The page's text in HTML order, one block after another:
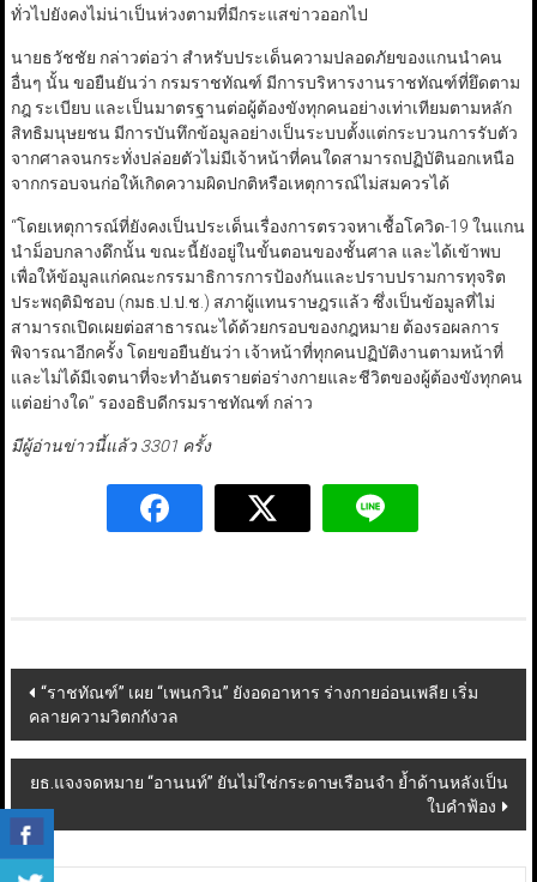
ทั่วไปยังคงไม่น่าเป็นห่วงตามที่มีกระแสข่าวออกไป
นายธวัชชัย กล่าวต่อว่า สำหรับประเด็นความปลอดภัยของแกนนำคน
อื่นๆ นั้น ขอยืนยันว่า กรมราชทัณฑ์ มีการบริหารงานราชทัณฑ์ที่ยึดตาม
กฎ ระเบียบ และเป็นมาตรฐานต่อผู้ต้องขังทุกคนอย่างเท่าเทียมตามหลัก
สิทธิมนุษยชน มีการบันทึกข้อมูลอย่างเป็นระบบตั้งแต่กระบวนการรับตัว
จากศาลจนกระทั่งปล่อยตัวไม่มีเจ้าหน้าที่คนใดสามารถปฏิบัตินอกเหนือ
จากกรอบจนก่อให้เกิดความผิดปกติหรือเหตุการณ์ไม่สมควรได้
“โดยเหตุการณ์ที่ยังคงเป็นประเด็นเรื่องการตรวจหาเชื้อโควิด-19 ในแกน
นำม็อบกลางดึกนั้น ขณะนี้ยังอยู่ในขั้นตอนของชั้นศาล และได้เข้าพบ
เพื่อให้ข้อมูลแก่คณะกรรมาธิการการป้องกันและปราบปรามการทุจริต
ประพฤติมิชอบ (กมธ.ป.ป.ช.) สภาผู้แทนราษฎรแล้ว ซึ่งเป็นข้อมูลที่ไม่
สามารถเปิดเผยต่อสาธารณะได้ด้วยกรอบของกฎหมาย ต้องรอผลการ
พิจารณาอีกครั้ง โดยขอยืนยันว่า เจ้าหน้าที่ทุกคนปฏิบัติงานตามหน้าที่
และไม่ได้มีเจตนาที่จะทำอันตรายต่อร่างกายและชีวิตของผู้ต้องขังทุกคน
แต่อย่างใด” รองอธิบดีกรมราชทัณฑ์ กล่าว
มีผู้อ่านข่าวนี้แล้ว 3301 ครั้ง
Post
navigation
“ราชทัณฑ์” เผย “เพนกวิน” ยังอดอาหาร ร่างกายอ่อนเพลีย เริ่ม
คลายความวิตกกังวล
ยธ.แจงจดหมาย “อานนท์” ยันไม่ใช่กระดาษเรือนจำ ย้ำด้านหลังเป็น
ใบคำฟ้อง